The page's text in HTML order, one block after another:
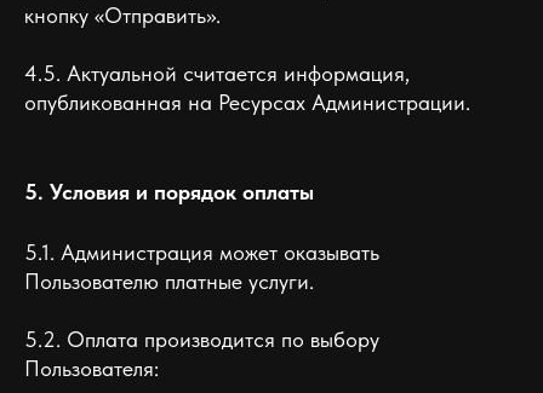
кнопку «Отправить».
4.5. Актуальной считается информация,
опубликованная на Ресурсах Администрации.
5. Условия и порядок оплаты
5.1. Администрация может оказывать
Пользователю платные услуги.
5.2. Оплата производится по выбору
Пользователя: